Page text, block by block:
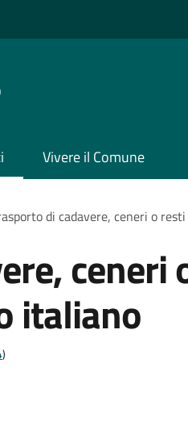
Vivere il Comune
di cadavere, ceneri o
ceneri
italiano
)